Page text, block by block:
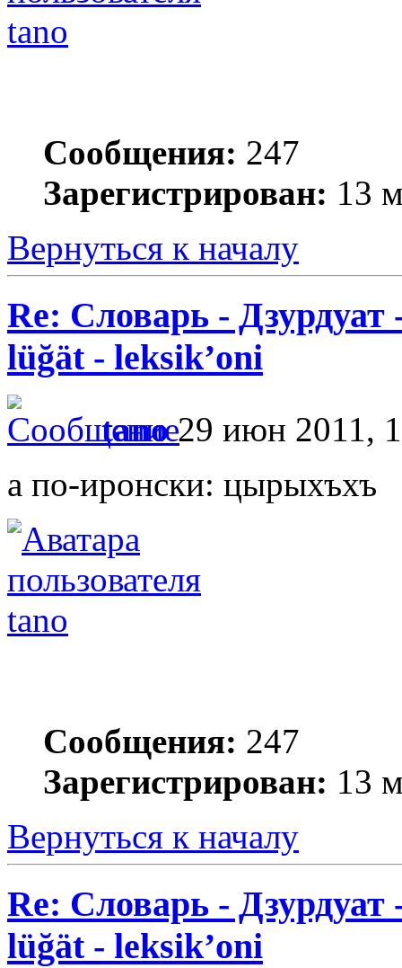
tano
Сообщения: 247
Зарегистрирован: 13
Вернуться к началу
Re: Словарь -
lüğät - leksik’oni
tano29 июн 2011,
а по-иронски: цырыхъхъ
tano
Сообщения: 247
Зарегистрирован: 13
Вернуться к началу
Re: Словарь -
lüğät - leksik’oni